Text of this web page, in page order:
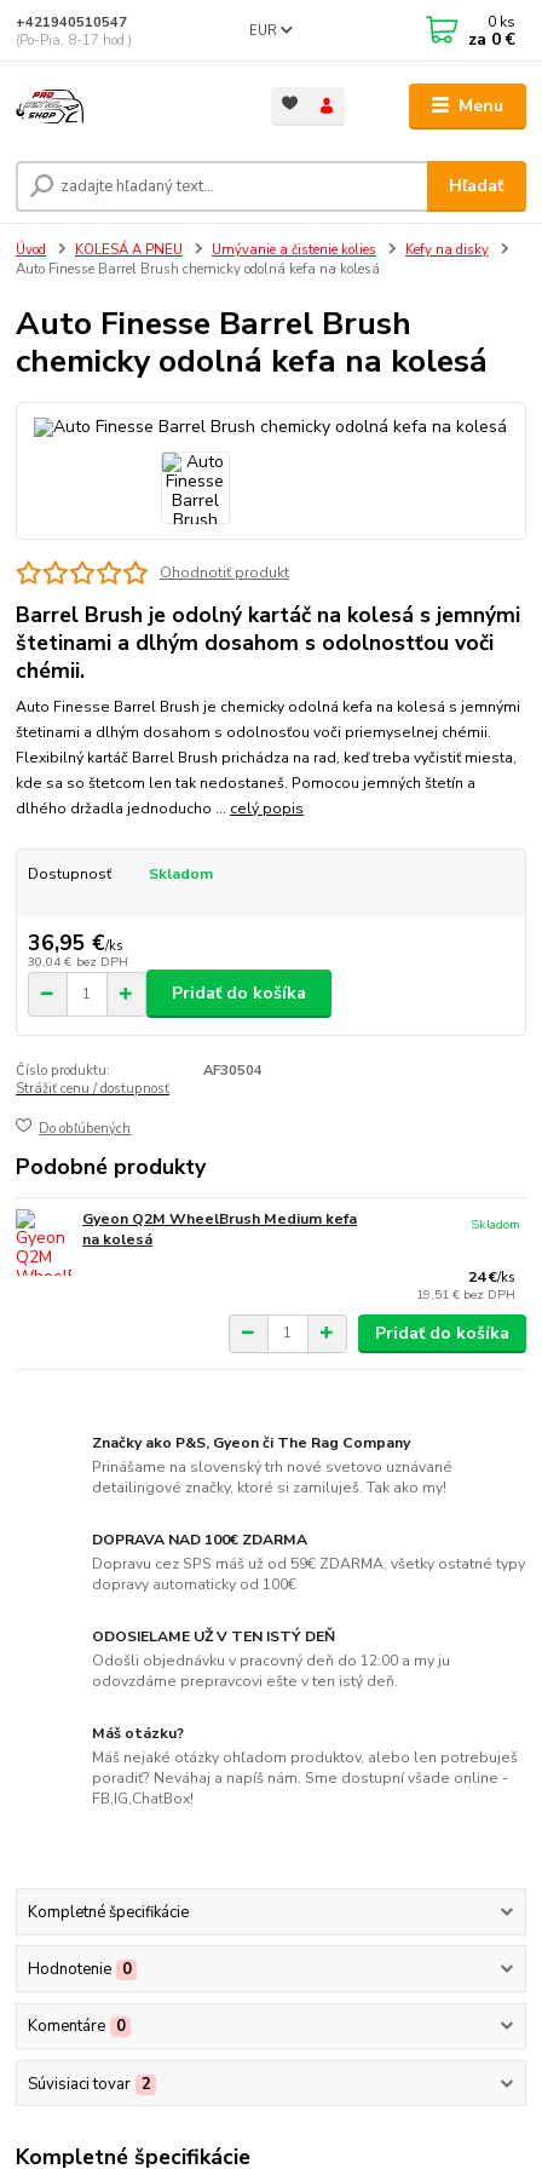
Menu
EUR
Hľadať
+421940510547
(Po-Pia, 8-17 hod.)
0 ks
za 0 €
Úvod KOLESÁ A PNEU Umývanie a čistenie kolies
Kefy na disky
Auto Finesse Barrel Brush chemicky odolná kefa na kolesá
Auto Finesse Barrel Brush
chemicky odolná kefa na kolesá
Ohodnotiť produkt
Barrel Brush je odolný kartáč na kolesá s jemnými
štetinami a dlhým dosahom s odolnostťou voči
chémii.
Auto Finesse Barrel Brush je chemicky odolná kefa na kolesá s jemnými
štetinami a dlhým dosahom s odolnosťou voči priemyselnej chémii.
Flexibilný kartáč Barrel Brush prichádza na rad, keď treba vyčistiť miesta,
kde sa so štetcom len tak nedostaneš. Pomocou jemných štetín a
dlhého držadla jednoducho ... celý popis
Dostupnosť Skladom
36,95 €/ks
30,04 € bez DPH
Pridať do košíka
Číslo produktu:
AF30504
Strážiť cenu / dostupnosť
Do obľúbených
Podobné produkty
Gyeon Q2M WheelBrush Medium kefa
na kolesá
24 €/ks
19,51 € bez DPH
Skladom
Pridať do košíka
Značky ako P&S, Gyeon či The Rag Company
Prinášame na slovenský trh nové svetovo uznávané
detailingové značky, ktoré si zamiluješ. Tak ako my!
DOPRAVA NAD 100€ ZDARMA
Dopravu cez SPS máš už od 59€ ZDARMA, všetky ostatné typy
dopravy automaticky od 100€
ODOSIELAME UŽ V TEN ISTÝ DEŇ
Odošli objednávku v pracovný deň do 12:00 a my ju
odovzdáme prepravcovi ešte v ten istý deň.
Máš otázku?
Máš nejaké otázky ohľadom produktov, alebo len potrebuješ
poradiť? Neváhaj a napíš nám. Sme dostupní všade online -
FB,IG,ChatBox!
Kompletné špecifikácie
Hodnotenie 0
Komentáre 0
Súvisiaci tovar 2
Kompletné špecifikácie